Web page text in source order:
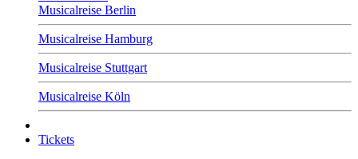
Musicalreise Berlin
Musicalreise Hamburg
Musicalreise Stuttgart
Musicalreise Köln
Tickets